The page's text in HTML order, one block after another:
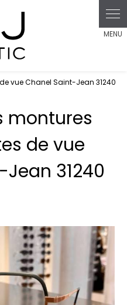
vue Chanel Saint-Jean 31240
montures
de vue
31240